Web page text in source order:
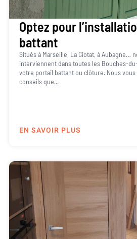
Optez pour
battant
Situés à Marseille, La Ciotat, à Aubagne…
interviennent dans toutes les Bouches-
votre portail battant ou clôture. Nous
conseils que...
EN SAVOIR PLUS